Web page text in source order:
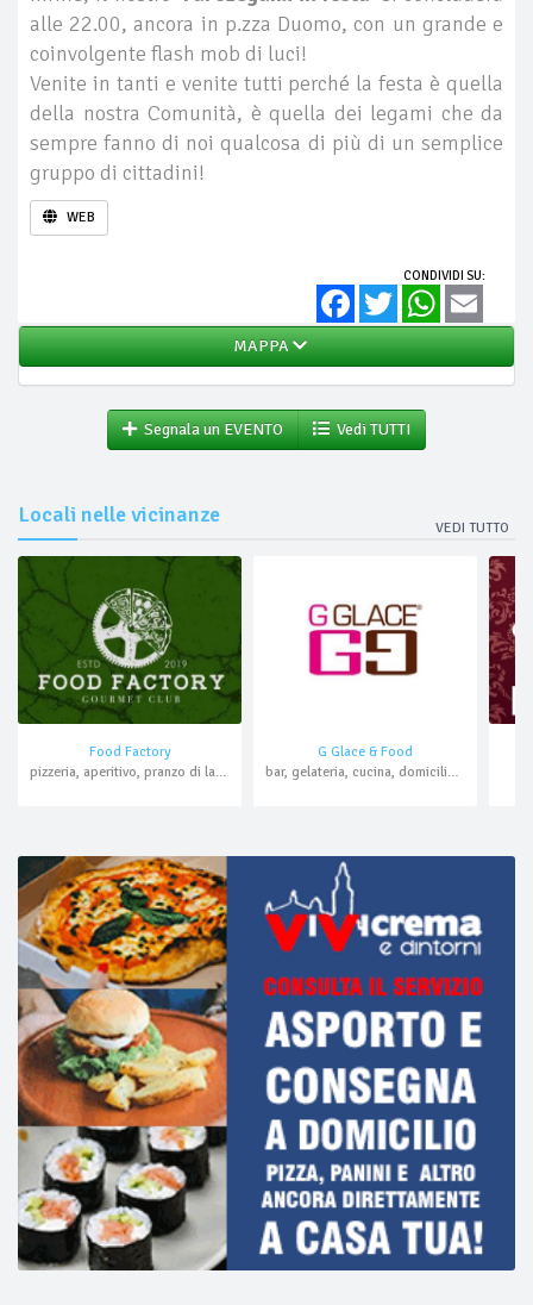
alle 22.00, ancora in p.zza Duomo, con un grande e
coinvolgente flash mob di luci!
Venite in tanti e venite tutti perché la festa è quella
della nostra Comunità, è quella dei legami che da
sempre fanno di noi qualcosa di più di un semplice
gruppo di cittadini!
WEB
CONDIVIDI SU:
FacebookTwitter WhatsApp
MAPPA
Segnala un EVENTO Vedi TUTTI
Locali nelle vicinanze
VEDI TUTTO
Food Factory
pizzeria, aperitivo, pranzo di lavoro, asporto, domicilio
G Glace & Food
bar, gelateria, cucina, domicilio, asporto